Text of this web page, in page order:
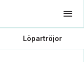
Löpartröjor